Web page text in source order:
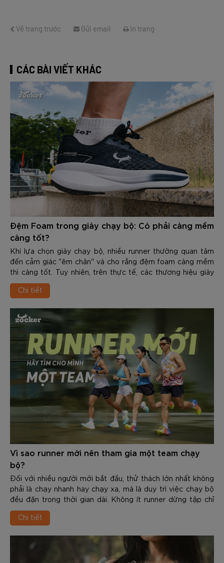
Về trang trước Gửi email In trang
CÁC BÀI VIẾT KHÁC
Đệm Foam trong giày chạy bộ: Có phải càng mềm
càng tốt?
Khi lựa chọn giày chạy bộ, nhiều runner thường quan tâm
đến cảm giác "êm chân" và cho rằng đệm foam càng mềm
thì càng tốt. Tuy nhiên, trên thực tế, các thương hiệu giày
chạy hiện nay không còn chỉ tập trung vào việc tạo ra lớp
đệm mềm nhất, mà hướng đến sự cân bằng giữa giảm chấn
Chi tiết
Vì sao runner mới nên tham gia một team chạy
bộ?
Đối với nhiều người mới bắt đầu, thử thách lớn nhất không
phải là chạy nhanh hay chạy xa, mà là duy trì việc chạy bộ
đều đặn trong thời gian dài. Không ít runner dừng tập chỉ
sau vài tuần vì thiếu động lực, không biết cách xây dựng
giáo án hoặc không có team đồng hành.
Chi tiết